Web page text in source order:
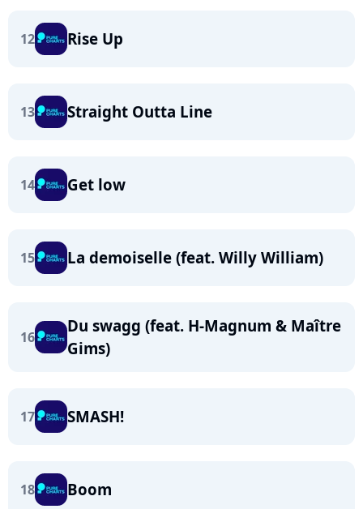
12 Rise Up
13 Straight Outta Line
14 Get low
15 La demoiselle (feat. Willy William)
16
Du swagg (feat. H-Magnum & Maître
Gims)
17 SMASH!
18 Boom